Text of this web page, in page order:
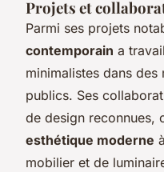
Projets et
Parmi ses projets
contemporain a
minimalistes dans des
publics. Ses
de design reconnues,
esthétique moderne
mobilier et de